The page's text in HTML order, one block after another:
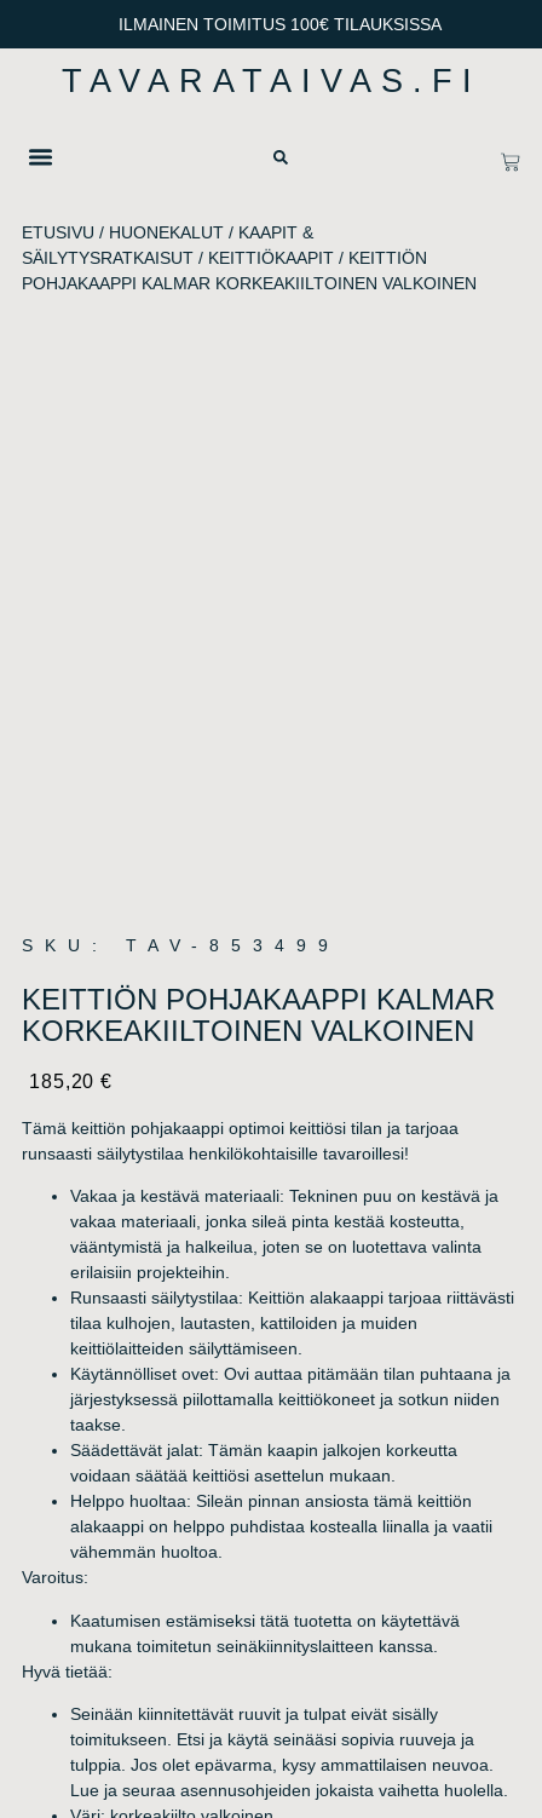
ILMAINEN TOIMITUS 100€ TILAUKSISSA
TAVARATAIVAS.FI
ETUSIVU / HUONEKALUT/ KAAPIT &
SÄILYTYSRATKAISUT/ KEITTIÖKAAPIT/ KEITTIÖN
POHJAKAAPPI KALMAR KORKEAKIILTOINEN VALKOINEN
SKU: TAV-853499
KEITTIÖN POHJAKAAPPI KALMAR
KORKEAKIILTOINEN VALKOINEN
185,20€
Tämä keittiön pohjakaappi optimoi keittiösi tilan ja tarjoaa
runsaasti säilytystilaa henkilökohtaisille tavaroillesi!
Vakaa ja kestävä materiaali: Tekninen puu on kestävä ja
vakaa materiaali, jonka sileä pinta kestää kosteutta,
vääntymistä ja halkeilua, joten se on luotettava valinta
erilaisiin projekteihin.
Runsaasti säilytystilaa: Keittiön alakaappi tarjoaa riittävästi
tilaa kulhojen, lautasten, kattiloiden ja muiden
keittiölaitteiden säilyttämiseen.
Käytännölliset ovet: Ovi auttaa pitämään tilan puhtaana ja
järjestyksessä piilottamalla keittiökoneet ja sotkun niiden
taakse.
Säädettävät jalat: Tämän kaapin jalkojen korkeutta
voidaan säätää keittiösi asettelun mukaan.
Helppo huoltaa: Sileän pinnan ansiosta tämä keittiön
alakaappi on helppo puhdistaa kostealla liinalla ja vaatii
vähemmän huoltoa.
Varoitus:
Kaatumisen estämiseksi tätä tuotetta on käytettävä
mukana toimitetun seinäkiinnityslaitteen kanssa.
Hyvä tietää:
Seinään kiinnitettävät ruuvit ja tulpat eivät sisälly
toimitukseen. Etsi ja käytä seinääsi sopivia ruuveja ja
tulppia. Jos olet epävarma, kysy ammattilaisen neuvoa.
Lue ja seuraa asennusohjeiden jokaista vaihetta huolella.